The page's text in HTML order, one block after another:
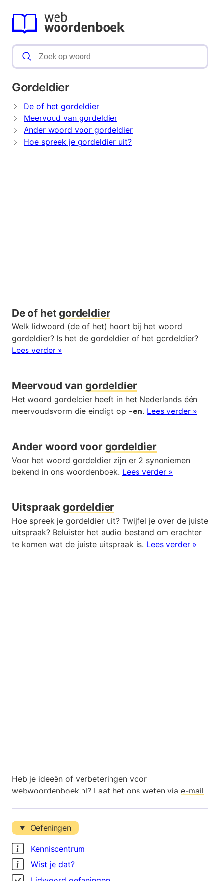
Gordeldier
De of het gordeldier
Meervoud van gordeldier
Ander woord voor gordeldier
Hoe spreek je gordeldier uit?
De of het gordeldier
Welk lidwoord (de of het) hoort bij het woord
gordeldier? Is het de gordeldier of het gordeldier?
Lees verder »
Meervoud van gordeldier
Het woord gordeldier heeft in het Nederlands één
meervoudsvorm die eindigt op -en. Lees verder »
Ander woord voor gordeldier
Voor het woord gordeldier zijn er 2 synoniemen
bekend in ons woordenboek. Lees verder »
Uitspraak gordeldier
Hoe spreek je gordeldier uit? Twijfel je over de juiste
uitspraak? Beluister het audio bestand om erachter
te komen wat de juiste uitspraak is. Lees verder »
Heb je ideeën of verbeteringen voor
webwoordenboek.nl? Laat het ons weten via e-mail.
Oefeningen
Kenniscentrum
Wist je dat?